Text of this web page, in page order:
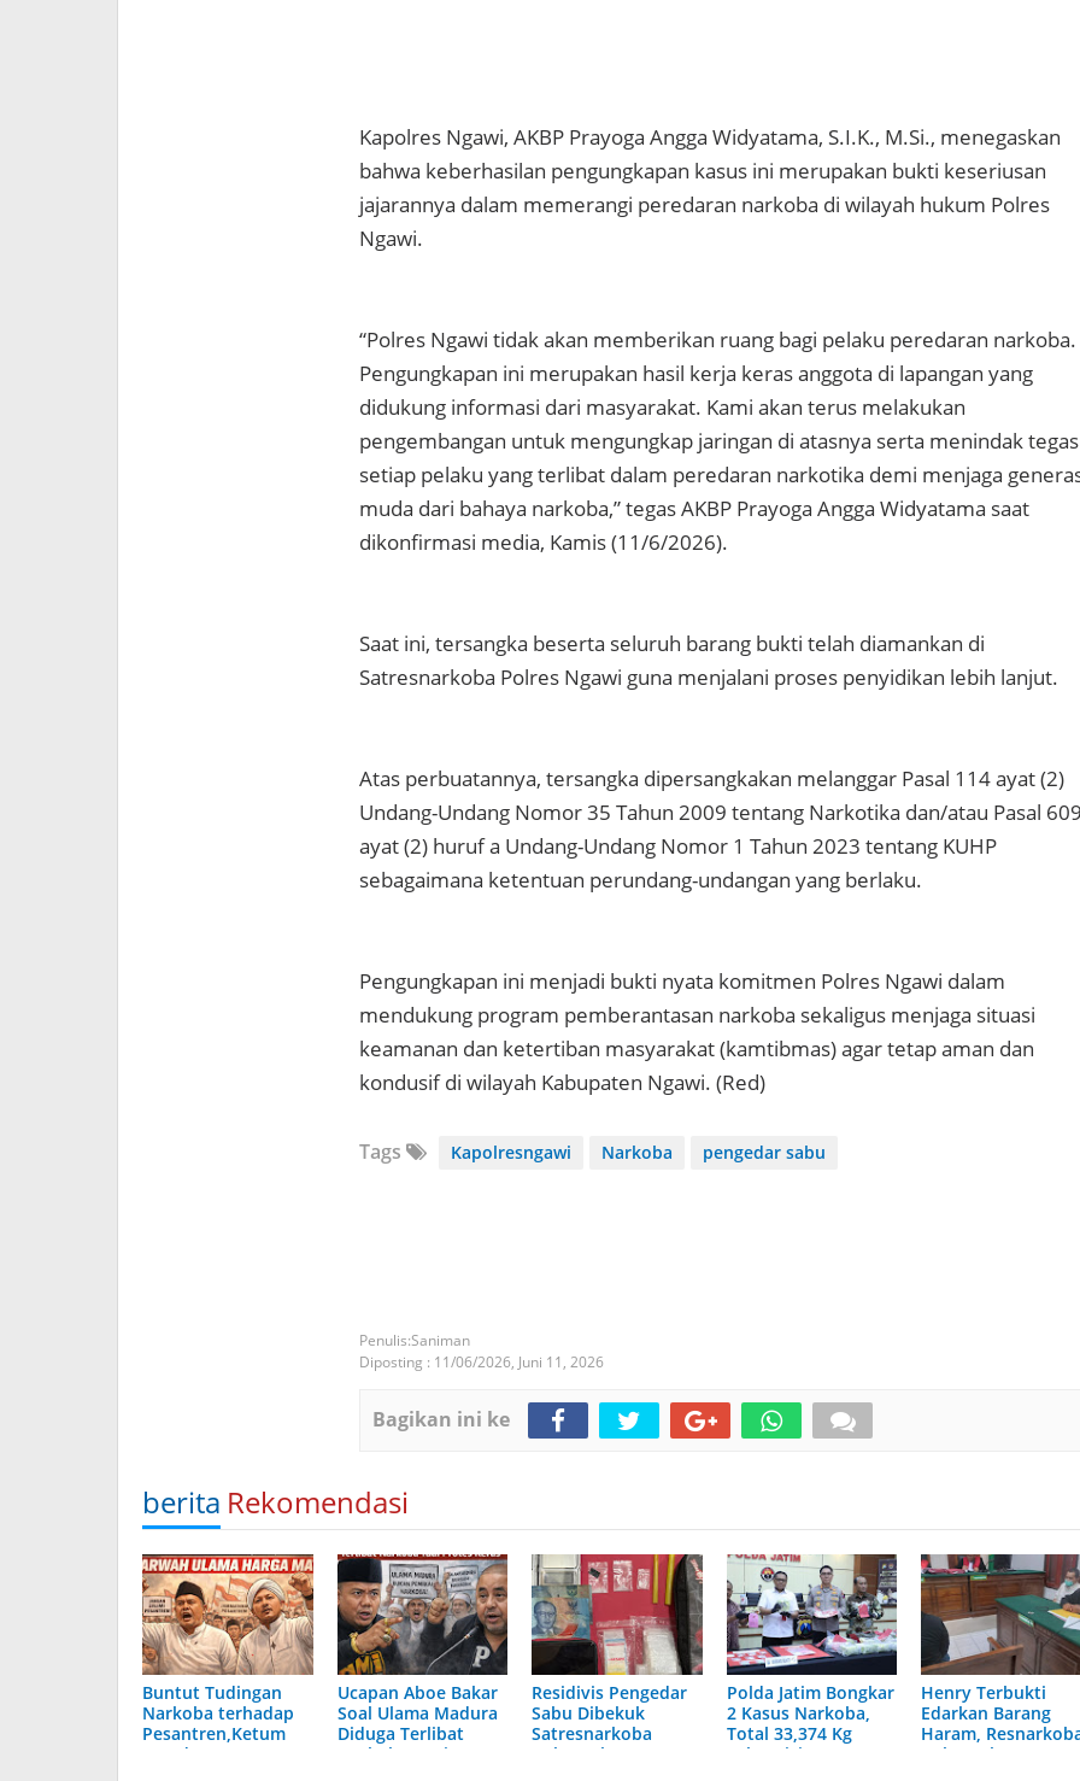
Kapolres Ngawi, AKBP Prayoga Angga Widyatama, S.I.K., M.Si., menegaskan
bahwa keberhasilan pengungkapan kasus ini merupakan bukti keseriusan
jajarannya dalam memerangi peredaran narkoba di wilayah hukum Polres
Ngawi.
“Polres Ngawi tidak akan memberikan ruang bagi pelaku peredaran narkoba.
Pengungkapan ini merupakan hasil kerja keras anggota di lapangan yang
didukung informasi dari masyarakat. Kami akan terus melakukan
pengembangan untuk mengungkap jaringan di atasnya serta menindak tegas
setiap pelaku yang terlibat dalam peredaran narkotika demi menjaga
muda dari bahaya narkoba,” tegas AKBP Prayoga Angga Widyatama saat
dikonfirmasi media, Kamis (11/6/2026).
Saat ini, tersangka beserta seluruh barang bukti telah diamankan di
Satresnarkoba Polres Ngawi guna menjalani proses penyidikan lebih lanjut.
Atas perbuatannya, tersangka dipersangkakan melanggar Pasal 114 ayat (2)
Undang-Undang Nomor 35 Tahun 2009 tentang Narkotika dan/atau Pasal
ayat (2) huruf a Undang-Undang Nomor 1 Tahun 2023 tentang KUHP
sebagaimana ketentuan perundang-undangan yang berlaku.
Pengungkapan ini menjadi bukti nyata komitmen Polres Ngawi dalam
mendukung program pemberantasan narkoba sekaligus menjaga situasi
keamanan dan ketertiban masyarakat (kamtibmas) agar tetap aman dan
kondusif di wilayah Kabupaten Ngawi. (Red)
Tags Kapolresngawi Narkoba pengedar sabu
Saniman
Diposting : 11/06/2026, Juni 11, 2026
Bagikan ini ke
berita Rekomendasi
Buntut Tudingan
Narkoba terhadap
Pesantren,Ketum
AMI dan Gus
Ucapan Aboe Bakar
Soal Ulama Madura
Diduga Terlibat
Narkoba Tuai Protes
Residivis Pengedar
Sabu Dibekuk
Satresnarkoba
Polrestabes
Polda Jatim Bongkar
2 Kasus Narkoba,
Total 33,374 Kg
Sabu Disita Satu
Henry Terbukti
Edarkan Barang
Haram,
Polrestabes